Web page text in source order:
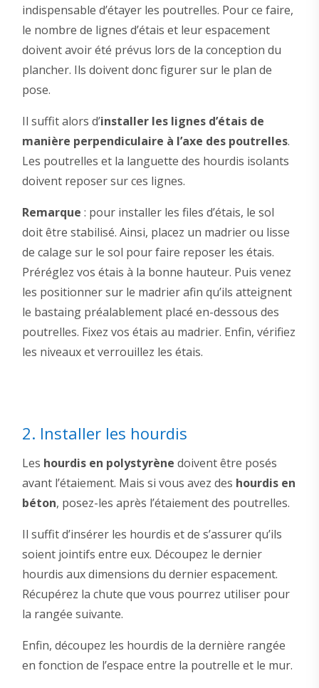
indispensable d’étayer les poutrelles. Pour ce faire,
le nombre de lignes d’étais et leur espacement
doivent avoir été prévus lors de la conception du
plancher. Ils doivent donc figurer sur le plan de
pose.
Il suffit alors d’installer les lignes d’étais de
manière perpendiculaire à l’axe des poutrelles.
Les poutrelles et la languette des hourdis isolants
doivent reposer sur ces lignes.
Remarque : pour installer les files d’étais, le sol
doit être stabilisé. Ainsi, placez un madrier ou lisse
de calage sur le sol pour faire reposer les étais.
Préréglez vos étais à la bonne hauteur. Puis venez
les positionner sur le madrier afin qu’ils atteignent
le bastaing préalablement placé en-dessous des
poutrelles. Fixez vos étais au madrier. Enfin, vérifiez
les niveaux et verrouillez les étais.
2. Installer les hourdis
Les hourdis en polystyrène doivent être posés
avant l’étaiement. Mais si vous avez des hourdis en
béton, posez-les après l’étaiement des poutrelles.
Il suffit d’insérer les hourdis et de s’assurer qu’ils
soient jointifs entre eux. Découpez le dernier
hourdis aux dimensions du dernier espacement.
Récupérez la chute que vous pourrez utiliser pour
la rangée suivante.
Enfin, découpez les hourdis de la dernière rangée
en fonction de l’espace entre la poutrelle et le mur.